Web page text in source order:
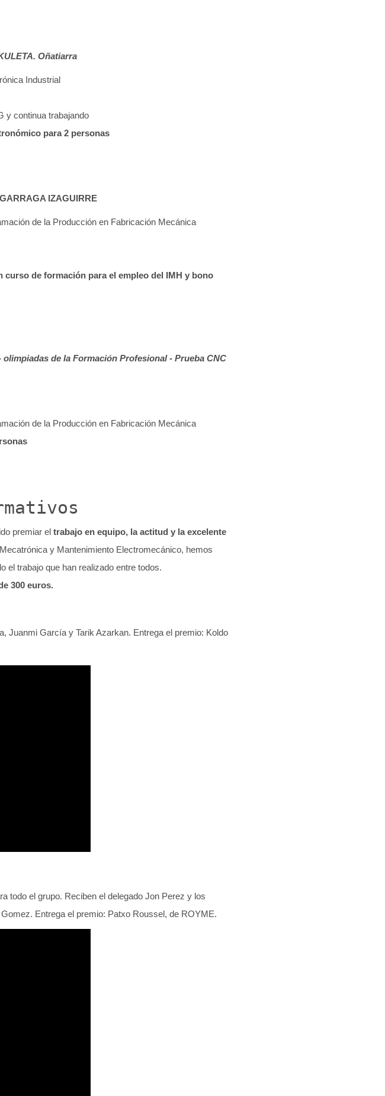
Oñatiarra
Industrial
y continua trabajando
para 2 personas
IZAGUIRRE
de la Producción en Fabricación Mecánica
de formación para el empleo del IMH y bono
olimpiadas de la Formación Profesional- Prueba CNC
de la Producción en Fabricación Mecánica
premiar el trabajo en equipo, la actitud y la excelente
y Mantenimiento Electromecánico, hemos
el trabajo que han realizado entre todos.
300 euros.
Juanmi García y Tarik Azarkan. Entrega el premio: Koldo
todo el grupo. Reciben el delegado Jon Perez y los
Entrega el premio: Patxo Roussel, de ROYME.